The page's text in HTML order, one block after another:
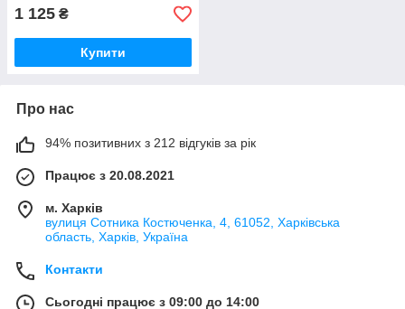
1 125 ₴
Купити
Про нас
94% позитивних з 212 відгуків за рік
Працює з 20.08.2021
м. Харків
вулиця Сотника Костюченка, 4, 61052, Харківська
область, Харків, Україна
Контакти
Сьогодні працює з 09:00 до 14:00